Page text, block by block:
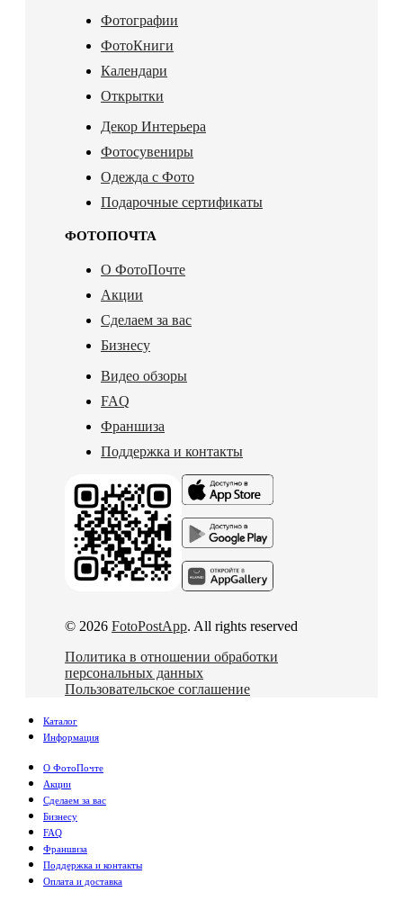
Фотографии
ФотоКниги
Календари
Открытки
Декор Интерьера
Фотосувениры
Одежда с Фото
Подарочные сертификаты
ФОТОПОЧТА
О ФотоПочте
Акции
Сделаем за вас
Бизнесу
Видео обзоры
FAQ
Франшиза
Поддержка и контакты
© 2026 FotoPostApp. All rights reserved
Политика в отношении обработки
персональных данных
Пользовательское соглашение
Каталог
Информация
О ФотоПочте
Акции
Сделаем за вас
Бизнесу
FAQ
Франшиза
Поддержка и контакты
Оплата и доставка